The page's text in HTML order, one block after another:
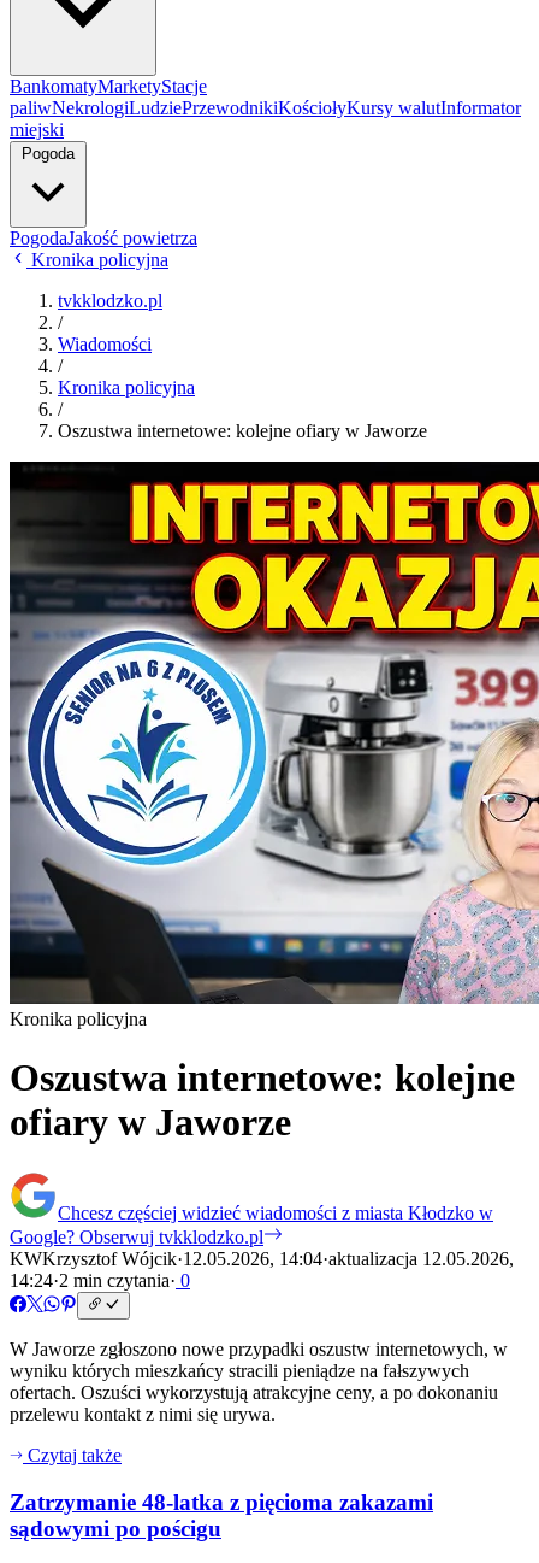
BankomatyMarketyStacje
paliwNekrologiLudziePrzewodnikiKościołyKursy walutInformator
miejski
Pogoda
PogodaJakość powietrza
Kronika policyjna
tvkklodzko.pl
/
Wiadomości
/
Kronika policyjna
/
Oszustwa internetowe: kolejne ofiary w Jaworze
Kronika policyjna
Oszustwa internetowe: kolejne
ofiary w Jaworze
Chcesz częściej widzieć wiadomości z miasta Kłodzko w
Google? Obserwuj tvkklodzko.pl
KWKrzysztof Wójcik·12.05.2026, 14:04·aktualizacja 12.05.2026,
14:24·2 min czytania· 0
W Jaworze zgłoszono nowe przypadki oszustw internetowych, w
wyniku których mieszkańcy stracili pieniądze na fałszywych
ofertach. Oszuści wykorzystują atrakcyjne ceny, a po dokonaniu
przelewu kontakt z nimi się urywa.
Czytaj także
Zatrzymanie 48-latka z pięcioma zakazami
sądowymi po pościgu